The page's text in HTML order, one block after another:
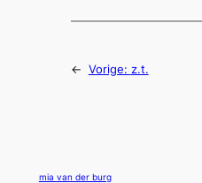
← Vorige: z.t.
mia van der burg